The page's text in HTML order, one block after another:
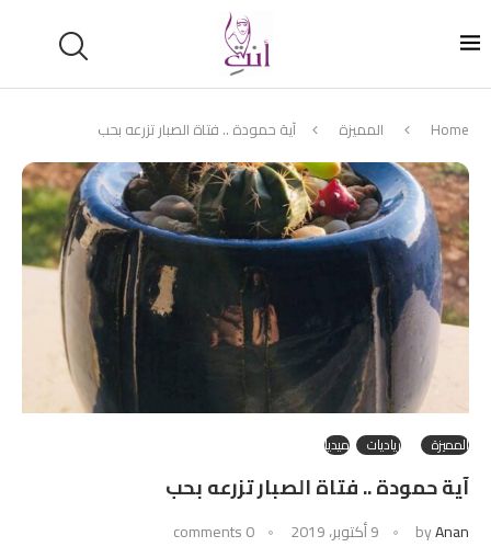
Home المميزة آية حمودة .. فتاة الصبار تزرعه بحب
المميزة رياديات ميديا
آية حمودة .. فتاة الصبار تزرعه بحب
byAnan 9 أكتوبر، 2019 0 comments